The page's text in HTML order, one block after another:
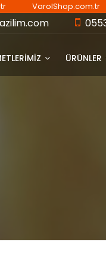
VarolShop.com.tr
ÜRÜNLER